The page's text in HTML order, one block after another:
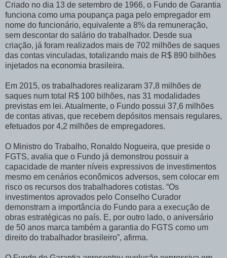
Criado no dia 13 de setembro de 1966, o Fundo de Garantia
funciona como uma poupança paga pelo empregador em
nome do funcionário, equivalente a 8% da remuneração,
sem descontar do salário do trabalhador. Desde sua
criação, já foram realizados mais de 702 milhões de saques
das contas vinculadas, totalizando mais de R$ 890 bilhões
injetados na economia brasileira.
Em 2015, os trabalhadores realizaram 37,8 milhões de
saques num total R$ 100 bilhões, nas 31 modalidades
previstas em lei. Atualmente, o Fundo possui 37,6 milhões
de contas ativas, que recebem depósitos mensais regulares,
efetuados por 4,2 milhões de empregadores.
O Ministro do Trabalho, Ronaldo Nogueira, que preside o
FGTS, avalia que o Fundo já demonstrou possuir a
capacidade de manter níveis expressivos de investimentos
mesmo em cenários econômicos adversos, sem colocar em
risco os recursos dos trabalhadores cotistas. “Os
investimentos aprovados pelo Conselho Curador
demonstram a importância do Fundo para a execução de
obras estratégicas no país. E, por outro lado, o aniversário
de 50 anos marca também a garantia do FGTS como um
direito do trabalhador brasileiro”, afirma.